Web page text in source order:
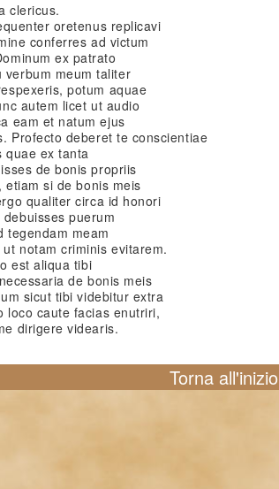
clericus.
oretenus replicavi
conferres ad victum
ex patrato
verbum meum taliter
potum aquae
autem licet ut audio
eam et natum ejus
Profecto deberet te conscientiae
quae ex tanta
de bonis propriis
si de bonis meis
qualiter circa id honori
puerum
tegendam meam
notam criminis evitarem.
est aliqua tibi
de bonis meis
sicut tibi videbitur extra
loco caute facias enutriri,
dirigere videaris.
Torna all'inizio